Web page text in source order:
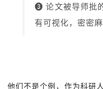
❸ 论文被导师批
有可视化，密密
他们不是个例，作为科研